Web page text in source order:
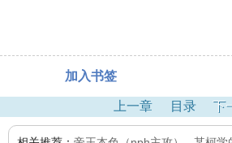
加入书签
上一章 目录 下